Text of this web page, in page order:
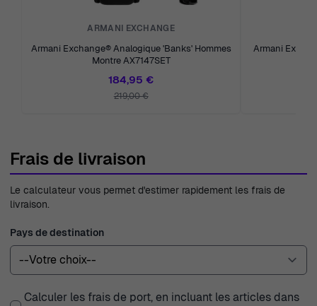
ARMANI EXCHANGE
Armani Exchange® Analogique 'Banks' Hommes
Montre AX7147SET
184,95 €
219,00 €
Armani
Frais de livraison
Le calculateur vous permet d'estimer rapidement les frais de
livraison.
Pays de destination
Calculer les frais de port, en incluant les articles dans